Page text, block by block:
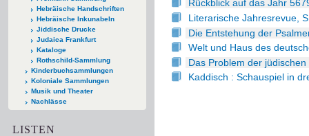
Hebräische Handschriften
Hebräische Inkunabeln
Jiddische Drucke
Judaica Frankfurt
Kataloge
Rothschild-Sammlung
Kinderbuchsammlungen
Koloniale Sammlungen
Musik und Theater
Nachlässe
LISTEN
Rückblick auf das Jahr
Literarische Jahresrevue,
Die Entstehung der
Welt und Haus des
Das Problem der
Kaddisch : Schauspiel in